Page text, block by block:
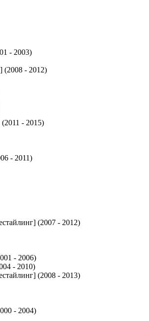
- 2003)
(2008 - 2012)
- 2015)
- 2011)
(2007 - 2012)
- 2006)
- 2010)
(2008 - 2013)
- 2004)